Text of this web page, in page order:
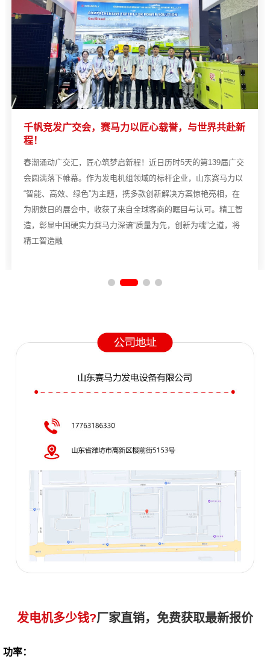
与世界共赴新
天的第139届广交
，山东赛马力以
案惊艳亮相，在
与认可。精工智
为魂”之道，将
赛马力 | 矿山“心脏”：柴油发电机组如
在矿山的轰鸣声中，电力是维持一切运转的生命
备电源的核心，柴油发电机组扮演着至关重要的
而，矿山极端恶劣的环境——高粉尘、大温差、
——时刻考验着发电机组的可靠性。
解决方案，为您解析专业发电机组是如何被锻造
发电机多少钱?厂家直销，免费获取最新报价
功率：